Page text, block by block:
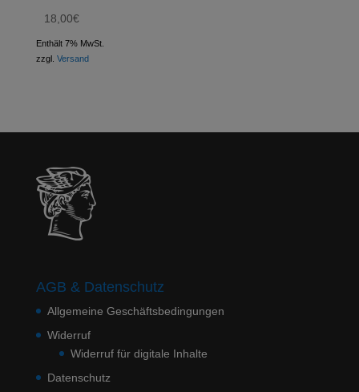
18,00€
Enthält 7% MwSt.
zzgl. Versand
AGB & Datenschutz
Allgemeine Geschäftsbedingungen
Widerruf
Widerruf für digitale Inhalte
Datenschutz